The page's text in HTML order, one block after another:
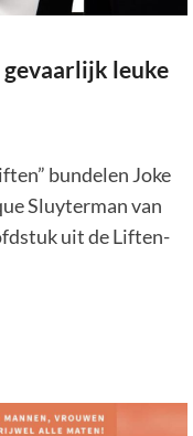
gevaarlijk leuke
bundelen Joke
Sluyterman van
uit de Liften-